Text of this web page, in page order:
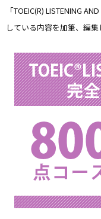
「TOEIC(R) LISTENING
している内容を加筆、編集